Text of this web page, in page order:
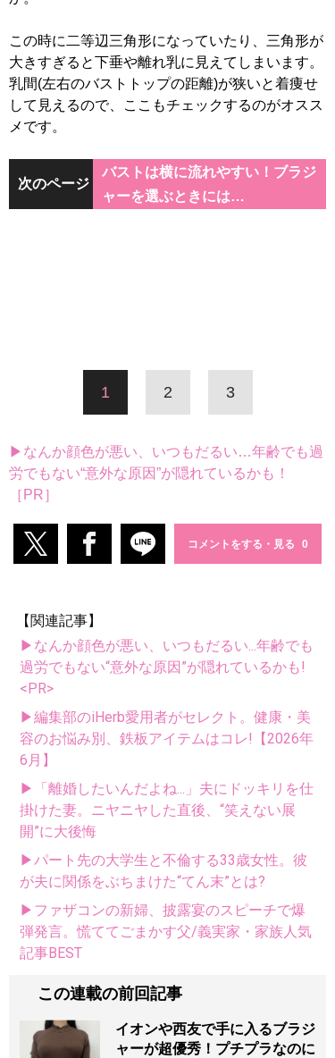
この時に二等辺三角形になっていたり、三角形が
大きすぎると下垂や離れ乳に見えてしまいます。
乳間(左右のバストトップの距離)が狭いと着痩せ
して見えるので、ここもチェックするのがオスス
メです。
次のページ
バストは横に流れやすい！ブラジ
ャーを選ぶときには…
1 2 3
▶なんか顔色が悪い、いつもだるい…年齢でも過
労でもない“意外な原因”が隠れているかも！
［PR］
コメントをする・見る
【関連記事】
▶なんか顔色が悪い、いつもだるい...年齢でも
過労でもない“意外な原因”が隠れているかも!
<PR>
▶編集部のiHerb愛用者がセレクト。健康・美
容のお悩み別、鉄板アイテムはコレ!【2026年
6月】
▶「離婚したいんだよね...」夫にドッキリを仕
掛けた妻。ニヤニヤした直後、“笑えない展
開”に大後悔
▶パート先の大学生と不倫する33歳女性。彼
が夫に関係をぶちまけた“てん末”とは?
▶ファザコンの新婦、披露宴のスピーチで爆
弾発言。慌ててごまかす父/義実家・家族人気
記事BEST
この連載の前回記事
イオンや西友で手に入るブラジ
ャーが超優秀！プチプラなのに